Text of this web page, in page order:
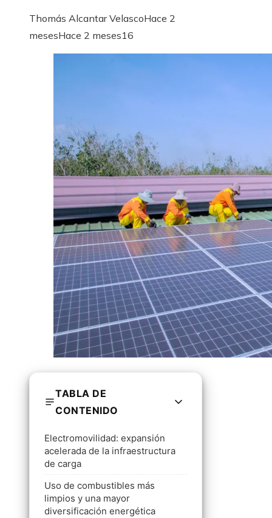
Thomás Alcantar VelascoHace 2
mesesHace 2 meses16
TABLA DE
CONTENIDO
Electromovilidad: expansión
acelerada de la infraestructura
de carga
Uso de combustibles más
limpios y una mayor
diversificación energética